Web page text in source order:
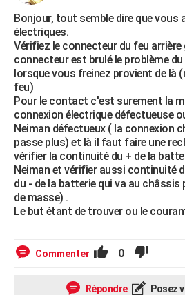
S'inscrire
Se connecter
Lycées
Collèges
Primaires
Universités
Entreprises
Service militaire
Avis de recherche
FORUM
Bricolage
Lifestyle
Culture
Sport
Auto
Television
Voyage
Cinema
Bonjour, tout semble dire que vous
électriques.
Vérifiez le connecteur du feu arrière
connecteur est brulé le problème
lorsque vous freinez provient de là
feu)
Pour le contact c'est surement la
connexion électrique défectueuse
Neiman défectueux ( la connexion
passe plus) et là il faut faire une
vérifier la continuité du + de la
Neiman et vérifier aussi continuité
du - de la batterie qui va au
de masse) .
Le but étant de trouver ou le
Commenter 0
Répondre Posez